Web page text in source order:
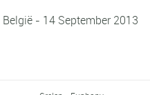
België - 14 September 2013